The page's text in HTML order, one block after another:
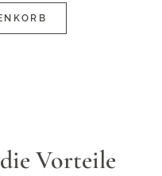
Vorteile